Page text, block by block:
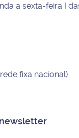
a sexta-feira I
fixa nacional)